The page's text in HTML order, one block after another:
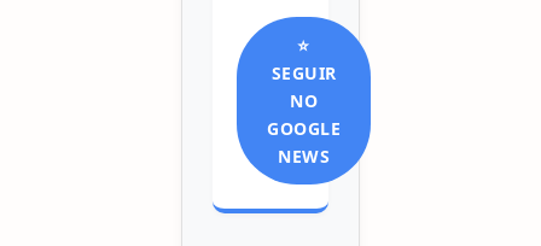
⭐
SEGUIR
NO
GOOGLE
NEWS